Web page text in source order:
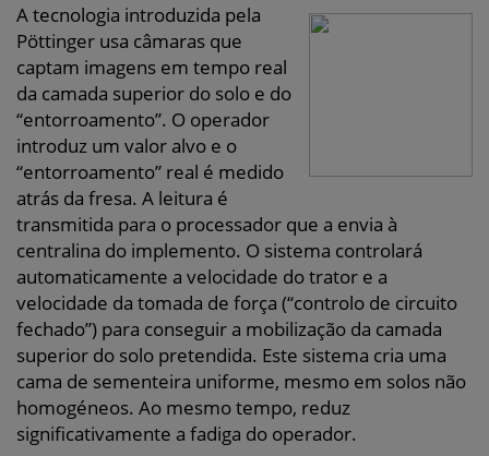
A tecnologia introduzida pela
Pöttinger usa câmaras que
captam imagens em tempo real
da camada superior do solo e do
“entorroamento”. O operador
introduz um valor alvo e o
“entorroamento” real é medido
atrás da fresa. A leitura é
transmitida para o processador que a envia à
centralina do implemento. O sistema controlará
automaticamente a velocidade do trator e a
velocidade da tomada de força (“controlo de circuito
fechado”) para conseguir a mobilização da camada
superior do solo pretendida. Este sistema cria uma
cama de sementeira uniforme, mesmo em solos não
homogéneos. Ao mesmo tempo, reduz
significativamente a fadiga do operador.